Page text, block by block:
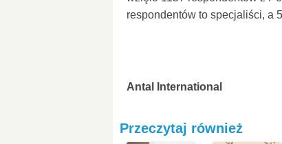
respondentów to specjaliści, a
Antal International
Przeczytaj również